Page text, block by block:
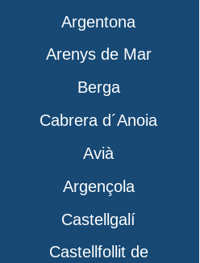
Argentona
Arenys de Mar
Berga
Cabrera d´Anoia
Avià
Argençola
Castellgalí
Castellfollit de